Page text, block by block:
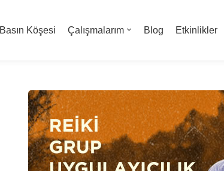
Basın Köşesi Çalışmalarım Blog Etkinlikler